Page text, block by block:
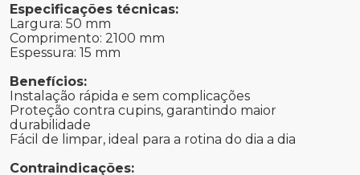
Especificações técnicas:
Largura: 50 mm
Comprimento: 2100 mm
Espessura: 15 mm
Benefícios:
Instalação rápida e sem complicações
Proteção contra cupins, garantindo maior
durabilidade
Fácil de limpar, ideal para a rotina do dia a dia
Contraindicações: